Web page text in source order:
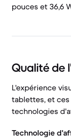
pouces et 36,6
Qualité de
L'expérience
tablettes, et
technologies
Technologie